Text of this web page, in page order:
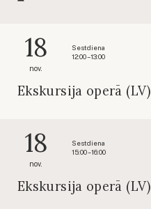
18
nov.
Sestdiena
12:00 – 13:00
Ekskursija operā (LV)
18
nov.
Sestdiena
15:00 – 16:00
Ekskursija operā (LV)